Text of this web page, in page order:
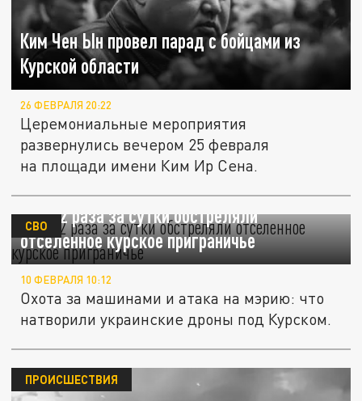
Ким Чен Ын провел парад с бойцами из
Курской области
26 ФЕВРАЛЯ 20:22
Церемониальные мероприятия
развернулись вечером 25 февраля
на площади имени Ким Ир Сена.
ВСУ 32 раза за сутки обстреляли
отселенное курское приграничье
СВО
10 ФЕВРАЛЯ 10:12
Охота за машинами и атака на мэрию: что
натворили украинские дроны под Курском.
ПРОИСШЕСТВИЯ